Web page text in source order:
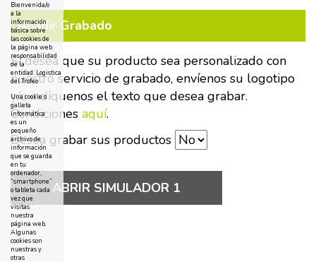
Añadir Grabado
Si desea que su producto sea personalizado con
nuestro servicio de grabado, envíenos su logotipo
y/o indíquenos el texto que desea grabar.
Condiciones aquí.
Desea grabar sus productos
ABRIR SIMULADOR 1
Bienvenida/o
a la
información
básica sobre
las cookies de
la página web
responsabilidad
de la
entidad: Logistica
del Trofeo
Una cookie o
galleta
informática
es un
pequeño
archivo de
información
que se guarda
en tu
ordenador,
“smartphone”
o tableta cada
vez que
visitas
nuestra
página web.
Algunas
cookies son
nuestras y
otras